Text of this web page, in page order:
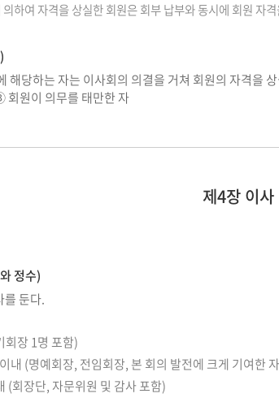
하여 자격을 상실한 회원은 회부 납부와 동시에 회원 자
해당하는 자는 이사회의 의결을 거쳐 회원의 자격
회원이 의무를 태만한 자
제4장 이사
정수)
를 둔다.
장 1명 포함)
내 (명예회장, 전임회장, 본 회의 발전에 크게 기여한
회장단, 자문위원 및 감사 포함)